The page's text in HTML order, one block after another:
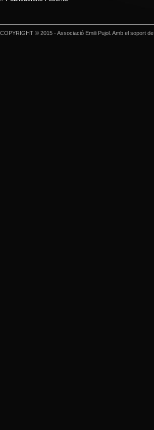
COPYRIGHT © 2015 - Associació Emili Pujol. Amb el soport de